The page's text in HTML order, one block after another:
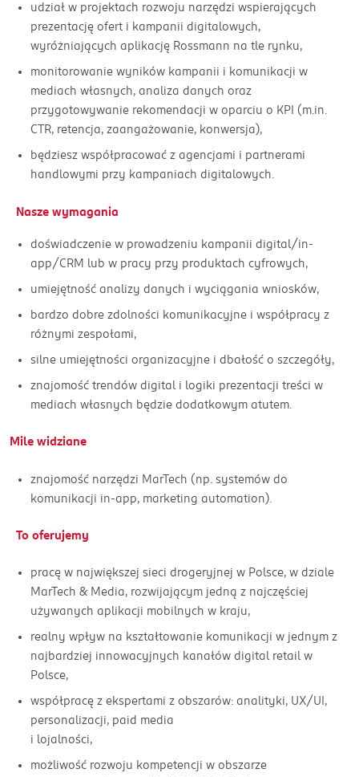
udział w projektach rozwoju narzędzi wspierających
prezentację ofert i kampanii digitalowych,
wyróżniających aplikację Rossmann na tle rynku,
monitorowanie wyników kampanii i komunikacji w
mediach własnych, analiza danych oraz
przygotowywanie rekomendacji w oparciu o KPI (m.in.
CTR, retencja, zaangażowanie, konwersja),
będziesz współpracować z agencjami i partnerami
handlowymi przy kampaniach digitalowych.
Nasze wymagania
doświadczenie w prowadzeniu kampanii digital/in-
app/CRM lub w pracy przy produktach cyfrowych,
umiejętność analizy danych i wyciągania wniosków,
bardzo dobre zdolności komunikacyjne i współpracy z
różnymi zespołami,
silne umiejętności organizacyjne i dbałość o szczegóły,
znajomość trendów digital i logiki prezentacji treści w
mediach własnych będzie dodatkowym atutem.
Mile widziane
znajomość narzędzi MarTech (np. systemów do
komunikacji in-app, marketing automation).
To oferujemy
pracę w największej sieci drogeryjnej w Polsce, w dziale
MarTech & Media, rozwijającym jedną z najczęściej
używanych aplikacji mobilnych w kraju,
realny wpływ na kształtowanie komunikacji w jednym z
najbardziej innowacyjnych kanałów digital retail w
Polsce,
współpracę z ekspertami z obszarów: analityki, UX/UI,
personalizacji, paid media
i lojalności,
możliwość rozwoju kompetencji w obszarze